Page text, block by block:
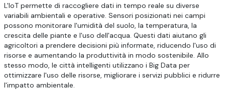
L'IoT permette di raccogliere dati in tempo reale su diverse
variabili ambientali e operative. Sensori posizionati nei campi
possono monitorare l'umidità del suolo, la temperatura, la
crescita delle piante e l'uso dell'acqua. Questi dati aiutano gli
agricoltori a prendere decisioni più informate, riducendo l'uso di
risorse e aumentando la produttività in modo sostenibile. Allo
stesso modo, le città intelligenti utilizzano i Big Data per
ottimizzare l'uso delle risorse, migliorare i servizi pubblici e ridurre
l'impatto ambientale.